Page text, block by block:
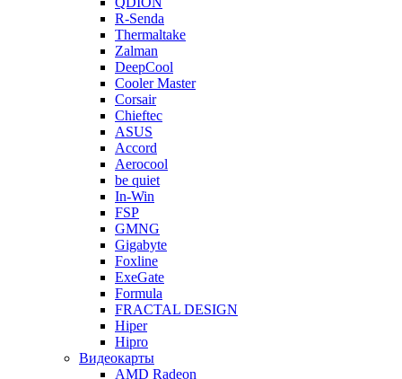
R-Senda
Thermaltake
Zalman
DeepCool
Cooler Master
Corsair
Chieftec
ASUS
Accord
Aerocool
be quiet
In-Win
FSP
GMNG
Gigabyte
Foxline
ExeGate
Formula
FRACTAL DESIGN
Hiper
Hipro
Видеокарты
AMD Radeon